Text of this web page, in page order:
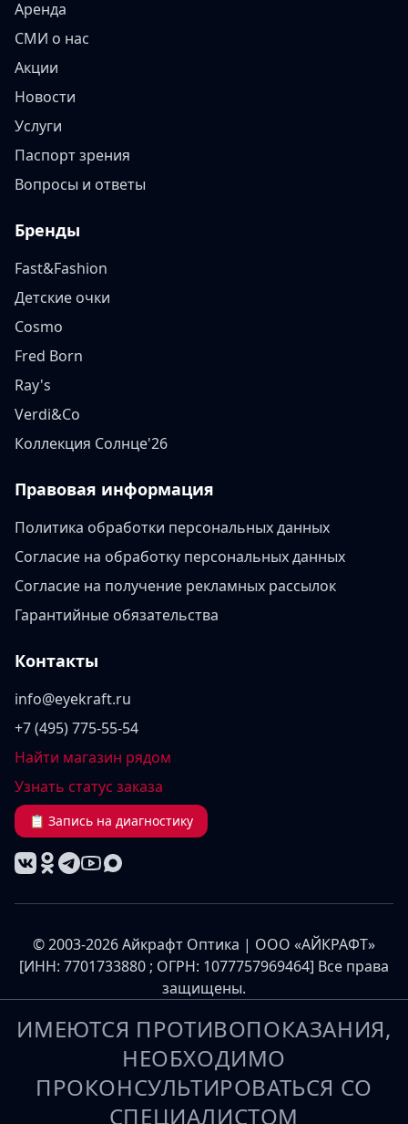
Аренда
СМИ о нас
Акции
Новости
Услуги
Паспорт зрения
Вопросы и ответы
Бренды
Fast&Fashion
Детские очки
Cosmo
Fred Born
Ray's
Verdi&Co
Коллекция Солнце'26
Правовая информация
Политика обработки персональных данных
Согласие на обработку персональных данных
Согласие на получение рекламных рассылок
Гарантийные обязательства
Контакты
info@eyekraft.ru
+7 (495) 775-55-54
Найти магазин рядом
Узнать статус заказа
📋 Запись на диагностику
© 2003-2026 Айкрафт Оптика | ООО «АЙКРАФТ»
[ИНН: 7701733880 ; ОГРН: 1077757969464] Все права
защищены.
ИМЕЮТСЯ ПРОТИВОПОКАЗАНИЯ,
НЕОБХОДИМО
ПРОКОНСУЛЬТИРОВАТЬСЯ СО
СПЕЦИАЛИСТОМ